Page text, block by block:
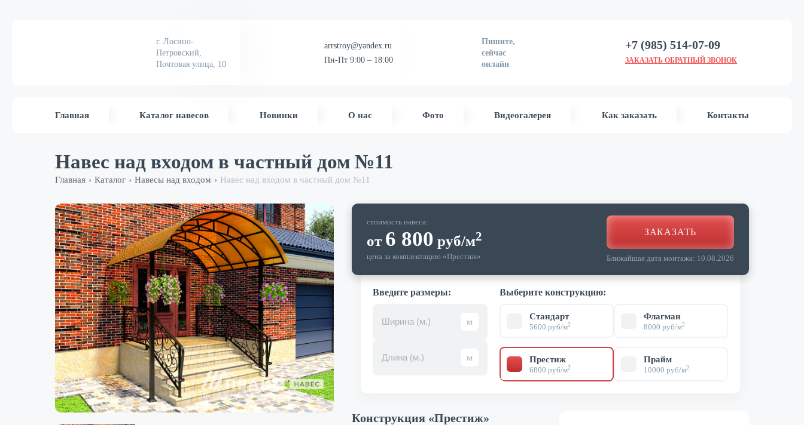
г. Лосино-
Петровский,
Почтовая улица, 10
arrstroy@yandex.ru
Пн-Пт 9:00 – 18:00
Пишите,
сейчас
онлайн
+7 (985) 514-07-09
ЗАКАЗАТЬ ОБРАТНЫЙ ЗВОНОК
Главная Каталог навесов Новинки О нас Фото Видеогалерея Как заказать Контакты
Навес над входом в частный дом №11
Главная › Каталог › Навесы над входом › Навес над входом в частный дом №11
стоимость навеса:
от 6 800 руб/м2
цена за комплектацию «Престиж»
ЗАКАЗАТЬ
Ближайшая дата монтажа: 10.08.2026
Введите размеры: Выберите конструкцию:
Стандарт
5600 руб/м2
Престиж
6800 руб/м2
Флагман
8000 руб/м2
Прайм
10000 руб/м2
Конструкция «Престиж»